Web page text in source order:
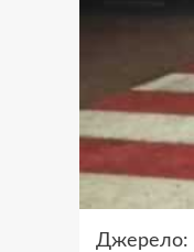
Джерело: